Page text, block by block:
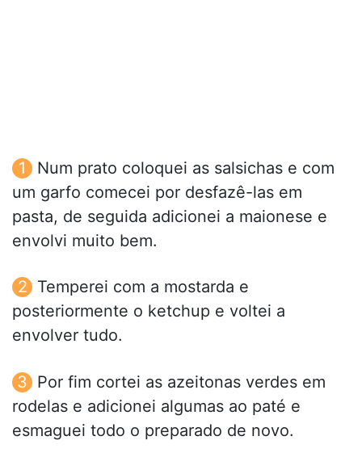
Num prato coloquei as salsichas e com
um garfo comecei por desfazê-las em
pasta, de seguida adicionei a maionese e
envolvi muito bem.
Temperei com a mostarda e
posteriormente o ketchup e voltei a
envolver tudo.
Por fim cortei as azeitonas verdes em
rodelas e adicionei algumas ao paté e
esmaguei todo o preparado de novo.